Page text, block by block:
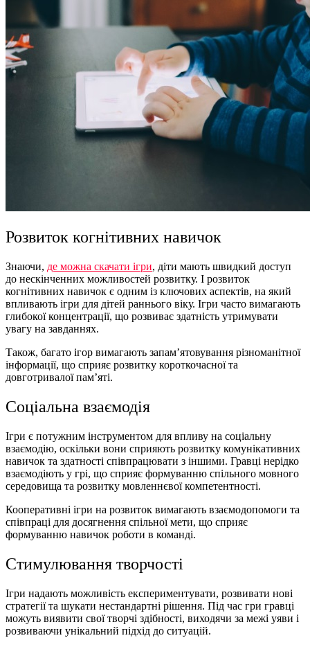
Розвиток когнітивних навичок
Знаючи, де можна скачати ігри, діти мають швидкий доступ
до нескінченних можливостей розвитку. І розвиток
когнітивних навичок є одним із ключових аспектів, на який
впливають ігри для дітей раннього віку. Ігри часто вимагають
глибокої концентрації, що розвиває здатність утримувати
увагу на завданнях.
Також, багато ігор вимагають запам’ятовування різноманітної
інформації, що сприяє розвитку короткочасної та
довготривалої пам’яті.
Соціальна взаємодія
Ігри є потужним інструментом для впливу на соціальну
взаємодію, оскільки вони сприяють розвитку комунікативних
навичок та здатності співпрацювати з іншими. Гравці нерідко
взаємодіють у грі, що сприяє формуванню спільного мовного
середовища та розвитку мовленнєвої компетентності.
Кооперативні ігри на розвиток вимагають взаємодопомоги та
співпраці для досягнення спільної мети, що сприяє
формуванню навичок роботи в команді.
Стимулювання творчості
Ігри надають можливість експериментувати, розвивати нові
стратегії та шукати нестандартні рішення. Під час гри гравці
можуть виявити свої творчі здібності, виходячи за межі уяви і
розвиваючи унікальний підхід до ситуацій.